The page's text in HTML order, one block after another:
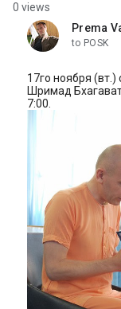
0 views
Prema
unread,
to POSK
17го ноября
Шримад
7:00.